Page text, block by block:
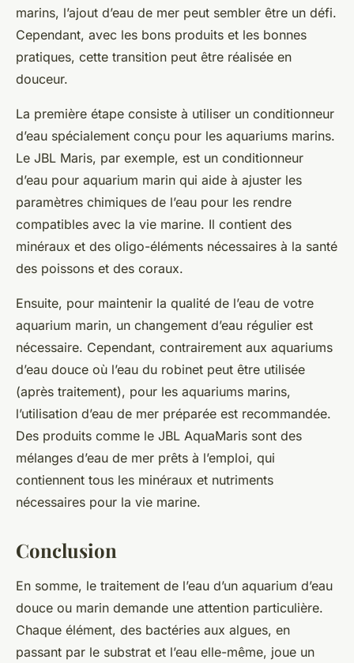
marins, l’ajout d’eau de mer peut sembler être un défi.
Cependant, avec les bons produits et les bonnes
pratiques, cette transition peut être réalisée en
douceur.
La première étape consiste à utiliser un conditionneur
d’eau spécialement conçu pour les aquariums marins.
Le JBL Maris, par exemple, est un conditionneur
d’eau pour aquarium marin qui aide à ajuster les
paramètres chimiques de l’eau pour les rendre
compatibles avec la vie marine. Il contient des
minéraux et des oligo-éléments nécessaires à la santé
des poissons et des coraux.
Ensuite, pour maintenir la qualité de l’eau de votre
aquarium marin, un changement d’eau régulier est
nécessaire. Cependant, contrairement aux aquariums
d’eau douce où l’eau du robinet peut être utilisée
(après traitement), pour les aquariums marins,
l’utilisation d’eau de mer préparée est recommandée.
Des produits comme le JBL AquaMaris sont des
mélanges d’eau de mer prêts à l’emploi, qui
contiennent tous les minéraux et nutriments
nécessaires pour la vie marine.
Conclusion
En somme, le traitement de l’eau d’un aquarium d’eau
douce ou marin demande une attention particulière.
Chaque élément, des bactéries aux algues, en
passant par le substrat et l’eau elle-même, joue un